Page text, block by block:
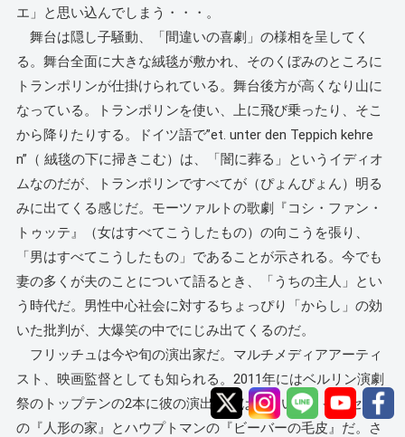
エ」と思い込んでしまう・・・。
舞台は隠し子騒動、「間違いの喜劇」の様相を呈してく
る。舞台全面に大きな絨毯が敷かれ、そのくぼみのところに
トランポリンが仕掛けられている。舞台後方が高くなり山に
なっている。トランポリンを使い、上に飛び乗ったり、そこ
から降りたりする。ドイツ語で”et. unter den Teppich kehre
n”（ 絨毯の下に掃きこむ）は、「闇に葬る」というイディオ
ムなのだが、トランポリンですべてが（ぴょんぴょん）明る
みに出てくる感じだ。モーツァルトの歌劇『コシ・ファン・
トゥッテ』（女はすべてこうしたもの）の向こうを張り、
「男はすべてこうしたもの」であることが示される。今でも
妻の多くが夫のことについて語るとき、「うちの主人」とい
う時代だ。男性中心社会に対するちょっぴり「からし」の効
いた批判が、大爆笑の中でにじみ出てくるのだ。
フリッチュは今や旬の演出家だ。マルチメディアアーティ
スト、映画監督としても知られる。2011年にはベルリン演劇
祭のトップテンの2本に彼の演出が選ばれている。イプセン
の『人形の家』とハウプトマンの『ビーバーの毛皮』だ。さ